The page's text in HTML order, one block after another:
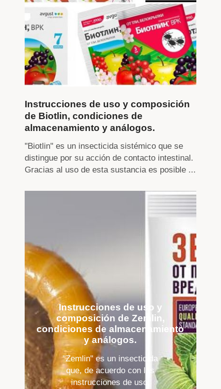
Instrucciones de uso y composición
de Biotlin, condiciones de
almacenamiento y análogos.
"Biotlin" es un insecticida sistémico que se
distingue por su acción de contacto intestinal.
Gracias al uso de esta sustancia es posible ...
Instrucciones de uso y
composición de Zemlin,
condiciones de almacenamiento
y análogos.
"Zemlin" es un insecticida
que, de acuerdo con las
instrucciones de uso,